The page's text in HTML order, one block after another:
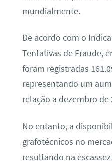
mundialmente.
De acordo com o
Tentativas de Fraude,
foram registradas
representando um
relação a dezembro de
No entanto, a
grafotécnicos no
resultando na